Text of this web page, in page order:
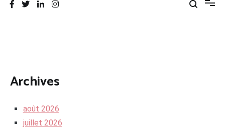
Archives
août 2026
juillet 2026